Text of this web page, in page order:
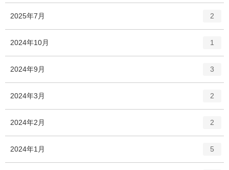
ー
ー
数
2025年7月
リ
ー
2
2024年10月
ー
1
2024年9月
ー
3
2024年3月
ー
2
2024年2月
ー
2
2024年1月 5